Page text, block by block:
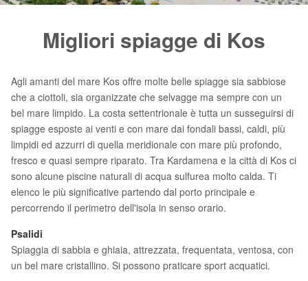
Migliori spiagge di Kos
Agli amanti del mare Kos offre molte belle spiagge sia sabbiose
che a ciottoli, sia organizzate che selvagge ma sempre con un
bel mare limpido. La costa settentrionale è tutta un susseguirsi di
spiagge esposte ai venti e con mare dai fondali bassi, caldi, più
limpidi ed azzurri di quella meridionale con mare più profondo,
fresco e quasi sempre riparato. Tra Kardamena e la città di Kos ci
sono alcune piscine naturali di acqua sulfurea molto calda. Ti
elenco le più significative partendo dal porto principale e
percorrendo il perimetro dell'isola in senso orario.
Psalidi
Spiaggia di sabbia e ghiaia, attrezzata, frequentata, ventosa, con
un bel mare cristallino. Si possono praticare sport acquatici.